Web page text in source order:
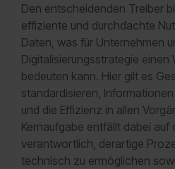
Den entscheidenden Treiber
effiziente und durchdachte
Daten, was für Unternehmen
Digitalisierungsstrategie
bedeuten kann. Hier gilt es
standardisieren,
und die Effizienz in allen
Kernaufgabe entfällt dabei auf
verantwortlich, derartige
technisch zu ermöglichen